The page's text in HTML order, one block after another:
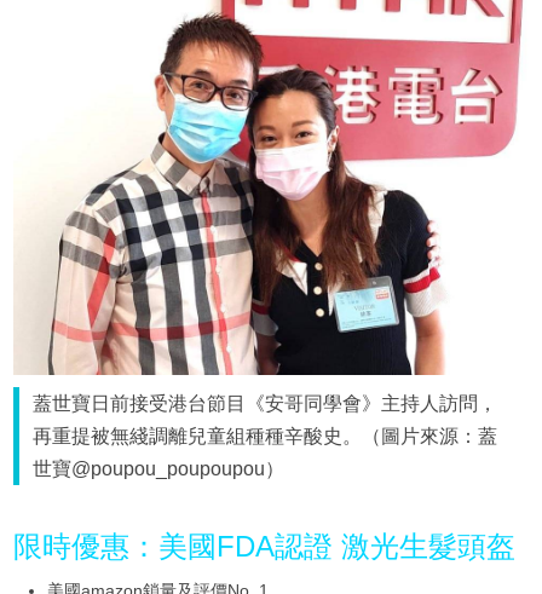
蓋世寶日前接受港台節目《安哥同學會》主持人訪問，
再重提被無綫調離兒童組種種辛酸史。（圖片來源：蓋
世寶@poupou_poupoupou）
限時優惠：美國FDA認證 激光生髮頭盔